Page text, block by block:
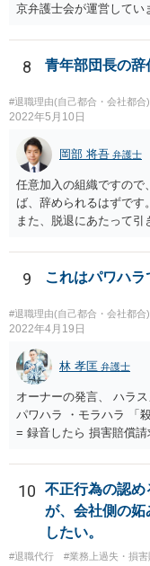
京弁護士会が運営してい
「パワハラしてたよね」
ん。
8 青年部団長の
#退職理由(自己都合・会社都合)
2022年5月10日
岡部 将吾 弁護士
任意加入の組織ですので
ば、辞められるはずです
また、脱退にあたって
もう少し具体的な対応方
す。
9 これはパワハラ
#退職理由(自己都合・会社都合)
2022年4月19日
林 孝匡 弁護士
オーナーの発言、 ハラ
パワハラ ・モラハラ 「
= 録音したら 損害賠
え方 ・パワハラ裁判例
ロフィールのリンクか
10
不正行為の認め
が、会社側の
したい。
#退職代行 #業務上過失・損害